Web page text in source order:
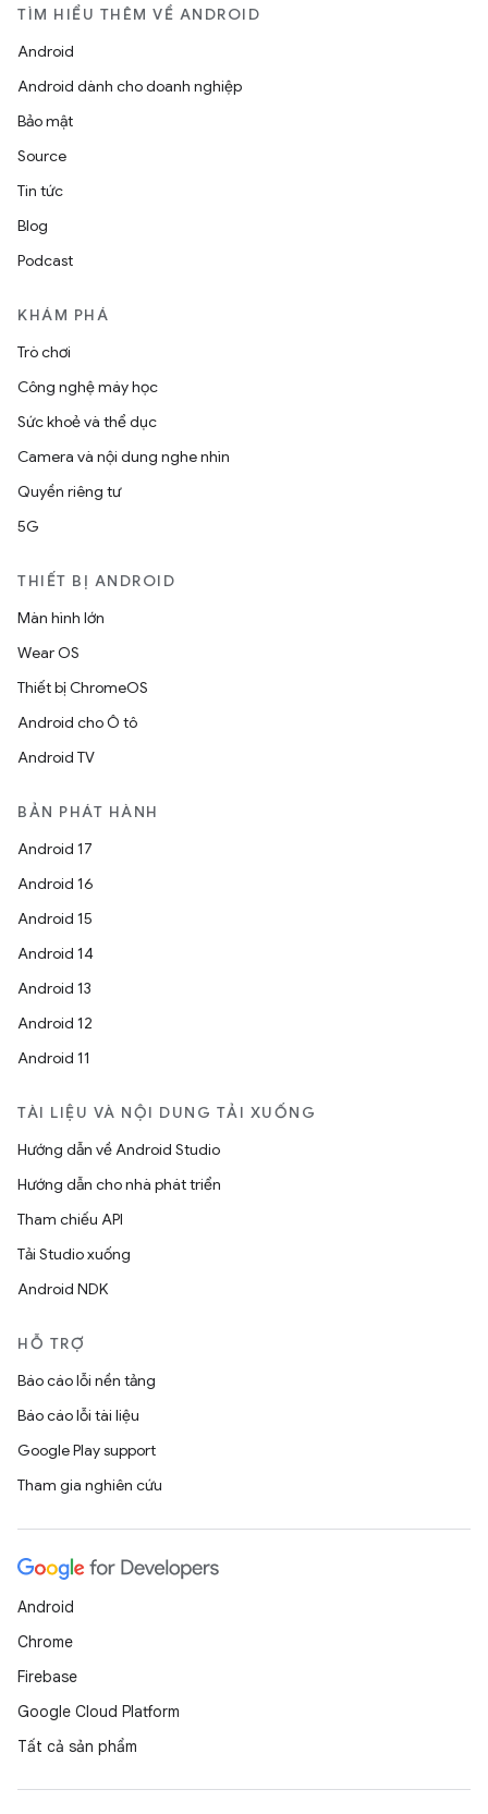
TÌM HIỂU THÊM VỀ ANDROID
Android
Android dành cho doanh nghiệp
Bảo mật
Source
Tin tức
Blog
Podcast
KHÁM PHÁ
Trò chơi
Công nghệ máy học
Sức khoẻ và thể dục
Camera và nội dung nghe nhìn
Quyền riêng tư
5G
THIẾT BỊ ANDROID
Màn hình lớn
Wear OS
Thiết bị ChromeOS
Android cho Ô tô
Android TV
BẢN PHÁT HÀNH
Android 17
Android 16
Android 15
Android 14
Android 13
Android 12
Android 11
TÀI LIỆU VÀ NỘI DUNG TẢI XUỐNG
Hướng dẫn về Android Studio
Hướng dẫn cho nhà phát triển
Tham chiếu API
Tải Studio xuống
Android NDK
HỖ TRỢ
Báo cáo lỗi nền tảng
Báo cáo lỗi tài liệu
Google Play support
Tham gia nghiên cứu
Android
Chrome
Firebase
Google Cloud Platform
Tất cả sản phẩm